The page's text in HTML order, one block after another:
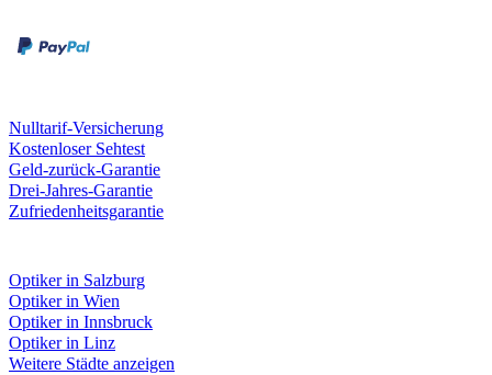
Nulltarif-Versicherung
Kostenloser Sehtest
Geld-zurück-Garantie
Drei-Jahres-Garantie
Zufriedenheitsgarantie
Optiker in Salzburg
Optiker in Wien
Optiker in Innsbruck
Optiker in Linz
Weitere Städte anzeigen